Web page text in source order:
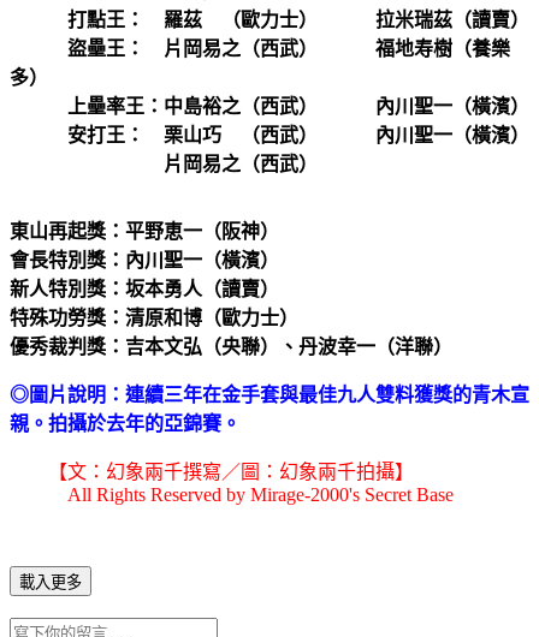
打點王： 羅茲 （歐力士） 拉米瑞茲（讀賣）
盜壘王： 片岡易之（西武） 福地寿樹（養樂
多）
上壘率王：中島裕之（西武） 內川聖一（橫濱）
安打王： 栗山巧 （西武） 內川聖一（橫濱）
片岡易之（西武）
東山再起獎：平野恵一（阪神）
會長特別獎：內川聖一（橫濱）
新人特別獎：坂本勇人（讀賣）
特殊功勞獎：清原和博（歐力士）
優秀裁判獎：吉本文弘（央聯）、丹波幸一（洋聯）
◎圖片說明：連續三年在金手套與最佳九人雙料獲獎的青木宣
親。拍攝於去年的亞錦賽。
【文：幻象兩千撰寫／圖：幻象兩千拍攝】
All Rights Reserved by Mirage-2000's Secret Base
載入更多